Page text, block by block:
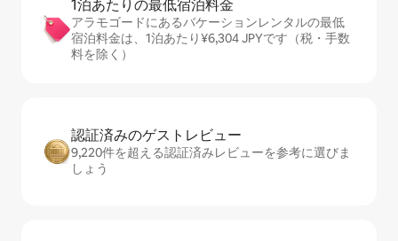
1泊あたりの最⁠低⁠宿⁠泊⁠料⁠金
アラモゴードにあるバケーションレンタルの最低
宿泊料金は、1泊あたり¥6,304 JPYです（税・手数
料を除く）
認証済みのゲ⁠ス⁠ト⁠レ⁠ビ⁠ュ⁠ー
9,220件を超える認証済みレビューを参考に選びま
しょう